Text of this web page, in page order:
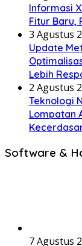
Informasi
Fitur Baru,
3 Agustus
Update
Lebih
2 Agustus
Teknologi
Lompatan
Software &
7 Agustus